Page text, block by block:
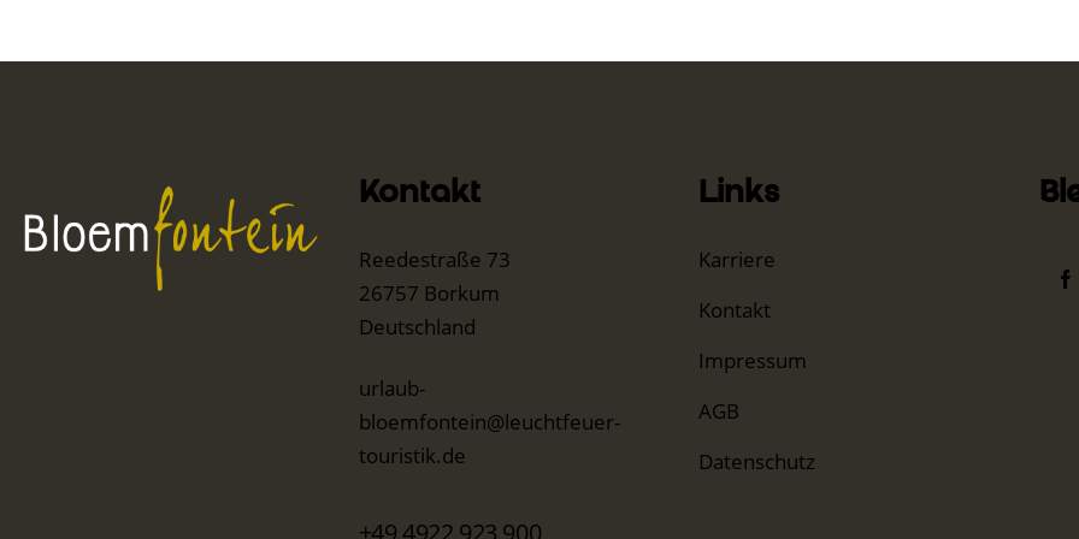
Kontakt
Reedestraße 73
26757 Borkum
Deutschland
urlaub-
bloemfontein@leuchtfeuer-
touristik.de
Links
Karriere
Kontakt
Impressum
AGB
Datenschutz